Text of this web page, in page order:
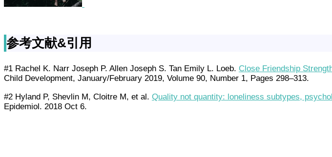
参考文献&引用
#1 Rachel K. Narr Joseph P. Allen Joseph S. Tan Emily L. Loeb. Close Friendship
Child Development, January/February 2019, Volume 90, Number 1, Pages 298–313.
#2 Hyland P, Shevlin M, Cloitre M, et al. Quality not quantity: loneliness subtypes,
Epidemiol. 2018 Oct 6.